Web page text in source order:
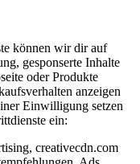
können wir dir auf
gesponserte Inhalte
oder Produkte
anzeigen
Einwilligung setzen
ein:
creativecdn.com